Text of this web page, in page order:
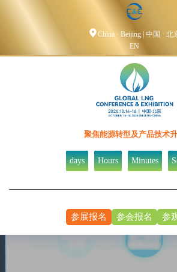
China · Beijing | 中国 · 北
EN
聚焦能源转型及产品技术
days Hours Minutes
参展报名 参会报名 参
氢能论坛专家委员会
技术论坛申请
技术研讨发言稿